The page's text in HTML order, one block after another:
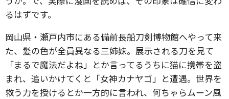
るはずです。
岡山県・瀬戸内市にある備前長船刀剣博物館へやって来
た、髪の色が全員異なる三姉妹。展示される刀を見て
「まるで魔法だよね」とか言ってるうちに猫に携帯を盗
まれ、追いかけてくと「女神カナヤゴ」と遭遇。世界を
救う力を授けるとか一方的に言われ、何ちゃらムーン風